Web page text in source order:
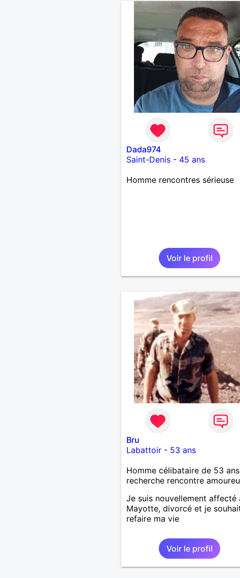
Dada974
Saint-Denis- 45 ans
Homme rencontres sérieuse
Voir le profil
Bru
Labattoir- 53 ans
Homme célibataire de 53 ans
recherche rencontre
Je suis nouvellement affecté
Mayotte, divorcé et je
refaire ma vie
Voir le profil